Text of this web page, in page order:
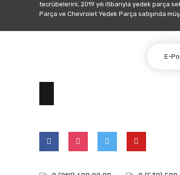
tecrübelerini, 2019 yılı itibarıyla yedek parça
Parça ve Chevrolet Yedek Parça satışında